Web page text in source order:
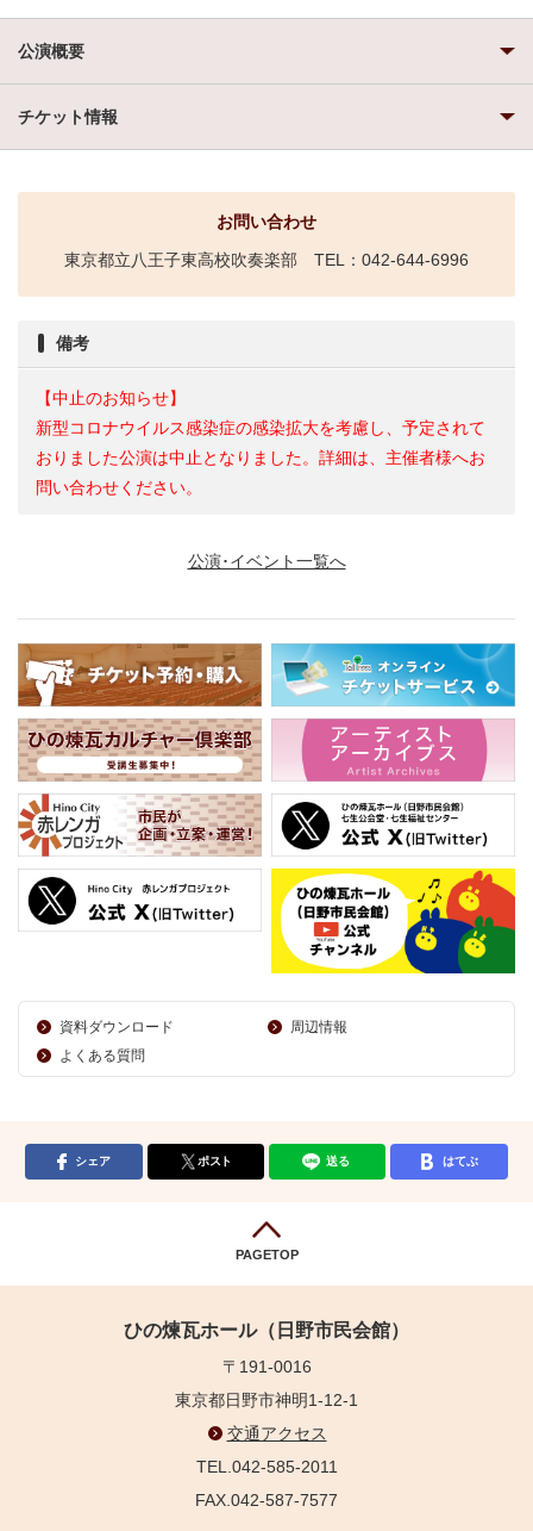
公演概要
チケット情報
お問い合わせ
東京都立八王子東高校吹奏楽部 TEL：042-644-6996
備考
【中止のお知らせ】
新型コロナウイルス感染症の感染拡大を考慮し、予定されて
おりました公演は中止となりました。詳細は、主催者様へお
問い合わせください。
公演･イベント一覧へ
資料ダウンロード
周辺情報
よくある質問
シェア ポスト 送る はてぶ
PAGETOP
ひの煉瓦ホール（日野市民会館）
〒191-0016
東京都日野市神明1-12-1
交通アクセス
TEL.042-585-2011
FAX.042-587-7577